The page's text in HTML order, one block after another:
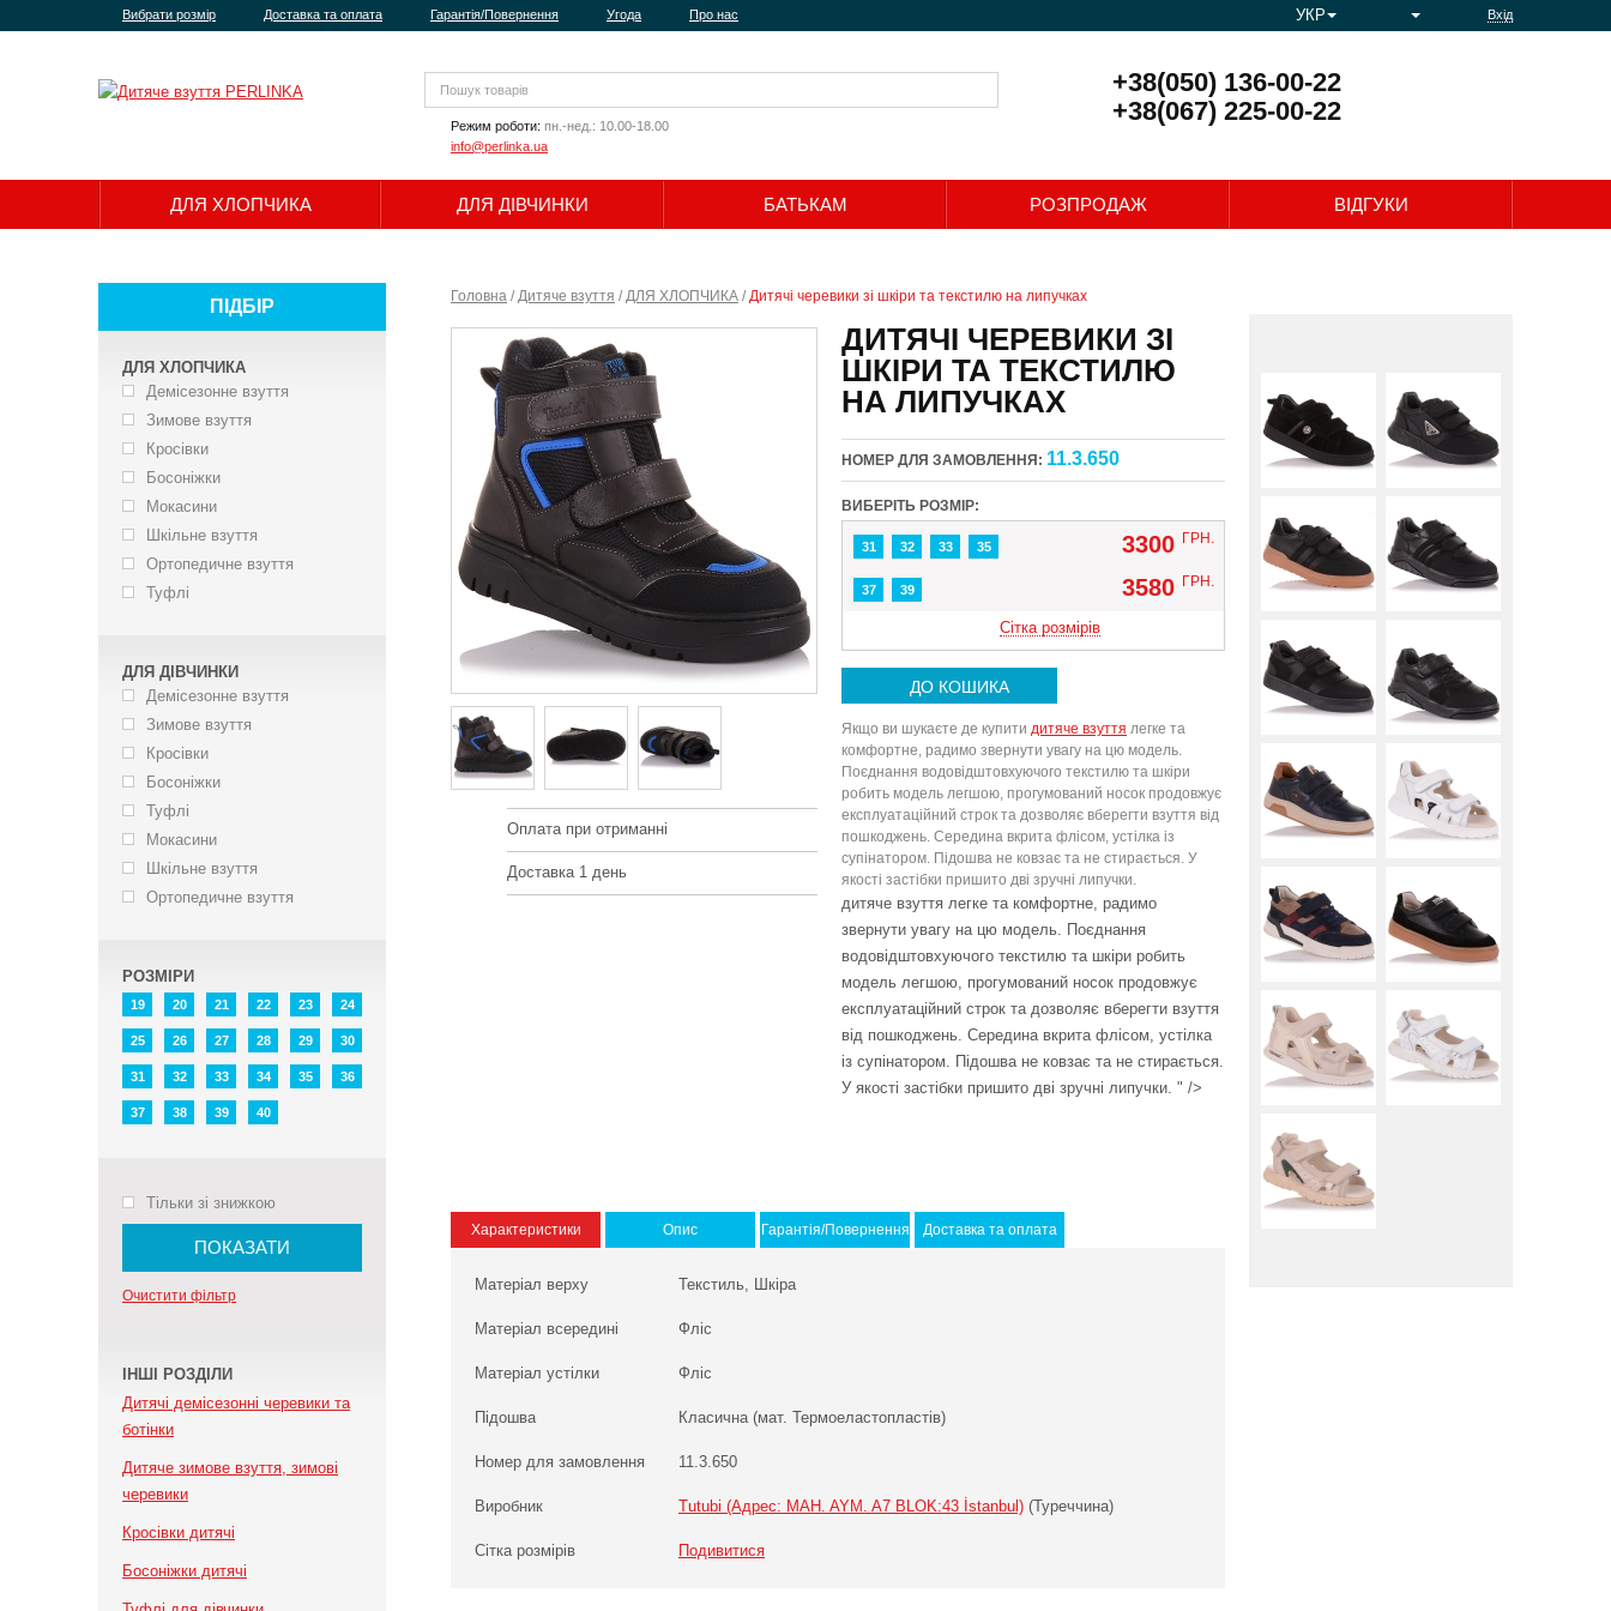
Вибрати розмір Доставка та оплата Гарантія/Повернення Угода Про нас Вхід
УКР
Режим роботи: пн.-нед.: 10.00-18.00
info@perlinka.ua
+38(050) 136-00-22
+38(067) 225-00-22
ДЛЯ ХЛОПЧИКА ДЛЯ ДІВЧИНКИ БАТЬКАМ РОЗПРОДАЖ ВІДГУКИ
Головна /Дитяче взуття /ДЛЯ ХЛОПЧИКА /Дитячі черевики зі шкіри та текстилю на липучках
Оплата при отриманні
Доставка 1 день
ДИТЯЧІ ЧЕРЕВИКИ ЗІ
ШКІРИ ТА ТЕКСТИЛЮ
НА ЛИПУЧКАХ
НОМЕР ДЛЯ ЗАМОВЛЕННЯ: 11.3.650
ВИБЕРІТЬ РОЗМІР:
31 32 33 35 3300 ГРН.
37 39 3580 ГРН.
Сітка розмірів
ДО КОШИКА
Якщо ви шукаєте де купити дитяче взуття легке та
комфортне, радимо звернути увагу на цю модель.
Поєднання водовідштовхуючого текстилю та шкіри
робить модель легшою, прогумований носок продовжує
експлуатаційний строк та дозволяє вберегти взуття від
пошкоджень. Середина вкрита флісом, устілка із
супінатором. Підошва не ковзає та не стирається. У
якості застібки пришито дві зручні липучки.
дитяче взуття легке та комфортне, радимо
звернути увагу на цю модель. Поєднання
водовідштовхуючого текстилю та шкіри робить
модель легшою, прогумований носок продовжує
експлуатаційний строк та дозволяє вберегти взуття
від пошкоджень. Середина вкрита флісом, устілка
із супінатором. Підошва не ковзає та не стирається.
У якості застібки пришито дві зручні липучки. " />
Характеристики Опис Гарантія/Повернення Доставка та оплата
Матеріал верху Текстиль, Шкіра
Матеріал всередині Фліс
Матеріал устілки Фліс
Підошва Класична (мат. Термоеластопластів)
Номер для замовлення 11.3.650
Виробник Tutubi (Адрес: MAH. AYM. A7 BLOK:43 İstanbul) (Туреччина)
Сітка розмірів Подивитися
Вверх
ПІДБІР
ДЛЯ ХЛОПЧИКА
Демісезонне взуття
Зимове взуття
Кросівки
Босоніжки
Мокасини
Шкільне взуття
Ортопедичне взуття
Туфлі
ДЛЯ ДІВЧИНКИ
Демісезонне взуття
Зимове взуття
Кросівки
Босоніжки
Туфлі
Мокасини
Шкільне взуття
Ортопедичне взуття
РОЗМІРИ
19 20 21 22 23 24
25 26 27 28 29 30
31 32 33 34 35 36
37 38 39 40
Тільки зі знижкою
ПОКАЗАТИ
Очистити фільтр
ІНШІ РОЗДІЛИ
Дитячі демісезонні черевики та
ботінки
Дитяче зимове взуття, зимові
черевики
Кросівки дитячі
Босоніжки дитячі